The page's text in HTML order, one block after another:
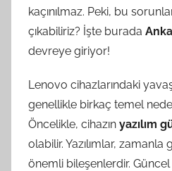
kaçınılmaz. Peki, bu
çıkabiliriz? İşte burada
devreye giriyor!
Lenovo cihazlarındaki
genellikle birkaç temel
Öncelikle, cihazın yazılım
olabilir. Yazılımlar,
önemli bileşenlerdir. Güncel